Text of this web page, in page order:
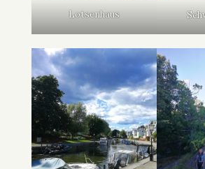
Lotsenhaus